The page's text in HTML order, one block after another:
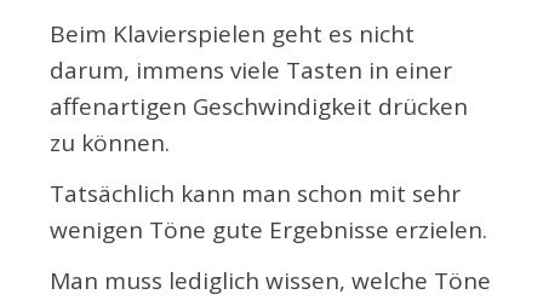
Beim Klavierspielen geht es nicht
darum, immens viele Tasten in einer
affenartigen Geschwindigkeit drücken
zu können.
Tatsächlich kann man schon mit sehr
wenigen Töne gute Ergebnisse erzielen.
Man muss lediglich wissen, welche Töne